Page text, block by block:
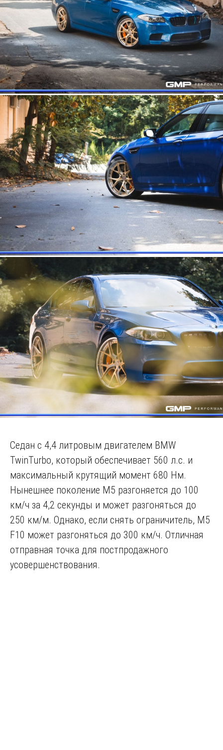
Седан с 4,4 литровым двигателем BMW
TwinTurbo, который обеспечивает 560 л.с. и
максимальный крутящий момент 680 Нм.
Нынешнее поколение М5 разгоняется до 100
км/ч за 4,2 секунды и может разгоняться до
250 км/м. Однако, если снять ограничитель, M5
F10 может разгоняться до 300 км/ч. Отличная
отправная точка для постпродажного
усовершенствования.